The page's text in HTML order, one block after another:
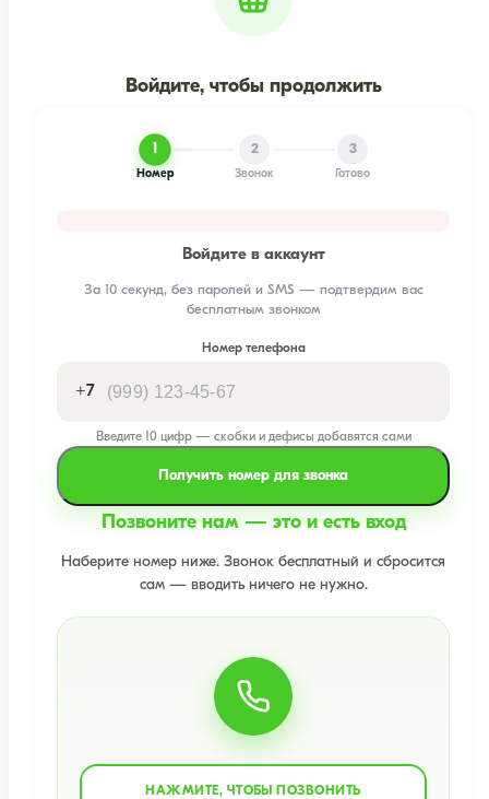
Войдите, чтобы продолжить
1
Номер
2
Звонок
3
Готово
Войдите в аккаунт
За 10 секунд, без паролей и SMS — подтвердим вас
бесплатным звонком
Номер телефона
+7
Введите 10 цифр — скобки и дефисы добавятся сами
Получить номер для звонка
Позвоните нам — это и есть вход
Наберите номер ниже. Звонок бесплатный и сбросится
сам — вводить ничего не нужно.
НАЖМИТЕ, ЧТОБЫ ПОЗВОНИТЬ